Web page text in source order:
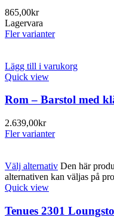
865,00kr
Lagervara
Fler varianter
Lägg till i varukorg
Quick view
Rom – Barstol med
2.639,00kr
Fler varianter
Välj alternativ Den här
alternativen kan väljas på
Quick view
Tenues 2301